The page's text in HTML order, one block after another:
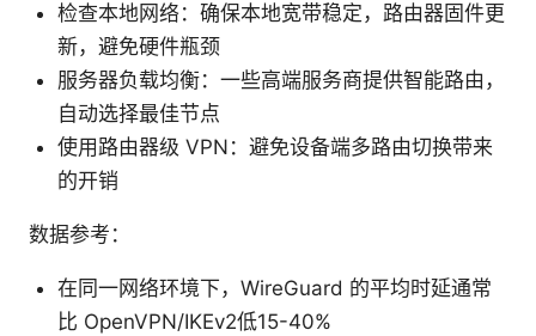
检查本地网络：确保本地宽带稳定，路由器固件更
新，避免硬件瓶颈
服务器负载均衡：一些高端服务商提供智能路由，
自动选择最佳节点
使用路由器级 VPN：避免设备端多路由切换带来
的开销
数据参考：
在同一网络环境下，WireGuard 的平均时延通常
比 OpenVPN/IKEv2低15-40%